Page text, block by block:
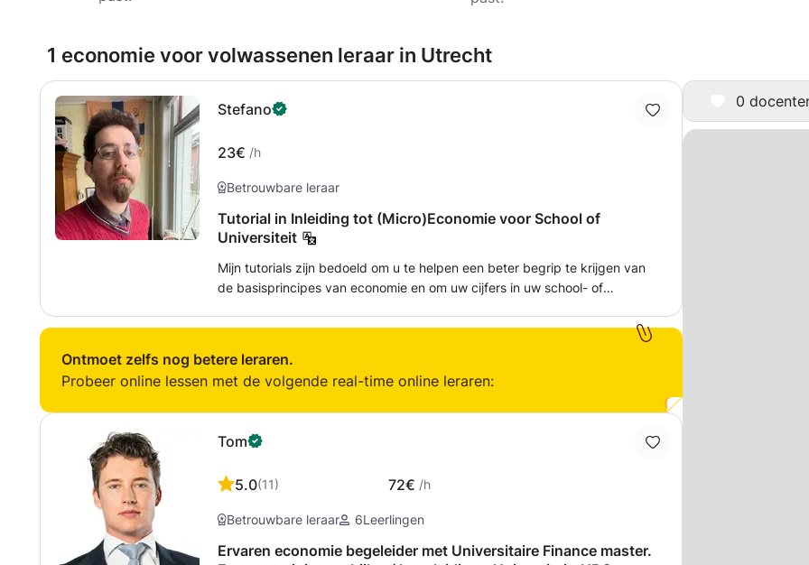
0
1 economie voor volwassenen leraar in Utrecht
Stefano
23€ /h
Betrouwbare leraar
Tutorial in Inleiding tot (Micro)Economie voor School of
Universiteit
Mijn tutorials zijn bedoeld om u te helpen een beter begrip te krijgen van
de basisprincipes van economie en om uw cijfers in uw school- of
onderwerpen waar u het meest mee worstelt in een "hands-on"
Grondbeginselen van de economische theorie - Vraag- en aanbodmodel -
(Marginale) Nutstheorie - Marktorganisatie (Vrije Markt, Monopolie,
Ontmoet zelfs nog betere leraren.
Probeer online lessen met de volgende real-time online leraren:
Tom
5.0(11) 72€ /h
Betrouwbare leraar 6Leerlingen
Ervaren economie begeleider met Universitaire Finance master.